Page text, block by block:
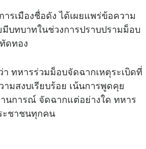
การเมืองชื่อดัง ได้เผยแพร่ข้อความ
บทบาทในช่วงการปราบปรามม็อบ
ดทอง
า ทหารร่วมม็อบจัดฉากเหตุระเบิดที่
มสงบเรียบร้อย เน้นการพูดคุย
นการณ์ จัดฉากแต่อย่างใด ทหาร
ะชาชนทุกคน